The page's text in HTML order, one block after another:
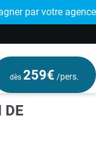
par votre
🤩
dès 259€ /pers.
DE